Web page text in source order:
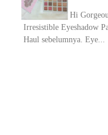
Hi
Irresistible Eyeshadow
Haul sebelumnya. Eye...